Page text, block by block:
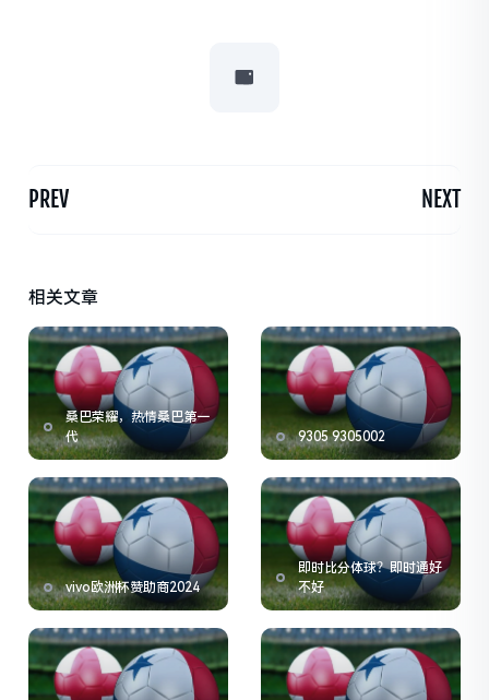
PREV NEXT
相关文章
桑巴荣耀，热情桑巴第一
代
9305 9305002
vivo欧洲杯赞助商2024
即时比分体球？即时通好
不好